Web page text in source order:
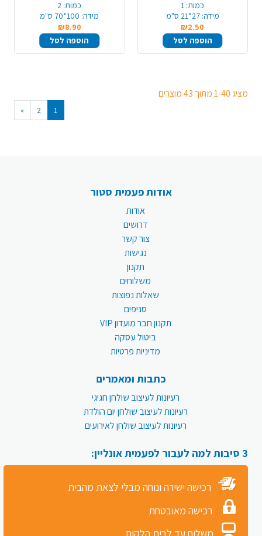
כמות: 1
מידה: 27*21 ס"מ
₪2.50
הוספה לסל
כמות: 2
מידה: 100*70 ס"מ
₪8.90
הוספה לסל
מציג 1-40 מתוך 43 מוצרים
1
2
»
אודות פעמית סטור
אודות
דרושים
צור קשר
נגישות
תקנון
משלוחים
שאלות נפוצות
סניפים
תקנון חבר מועדון VIP
ביטול עסקה
מדיניות פרטיות
כתבות ומאמרים
רעיונות לעיצוב שולחן חגיגי
רעיונות לעיצוב שולחן יום הולדת
רעיונות לעיצוב שולחן לאירועים
3 סיבות למה לעבור לפעמית אונליין:
רכישה ישירה ונוחה מבלי לצאת מהבית
רכישה מאובטחת
משלוח עד לבית הלקוח